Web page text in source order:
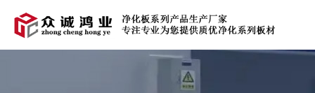
欢迎光临青岛众诚鸿业净化科技有限公司官方网站！
联系我们